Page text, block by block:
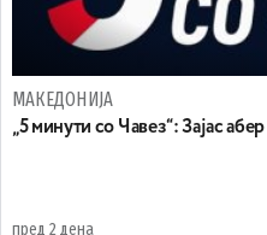
МАКЕДОНИЈА
„5 минути со Чавез“: Зајас
пред 2 дена